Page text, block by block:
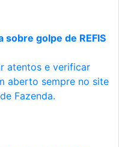
sobre golpe de REFIS
atentos e verificar
aberto sempre no site
Fazenda.